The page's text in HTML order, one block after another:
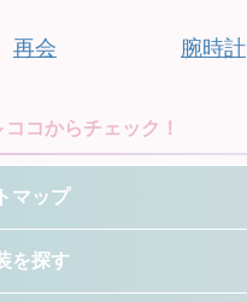
再会 腕時計
コからチェック！
マップ
を探す